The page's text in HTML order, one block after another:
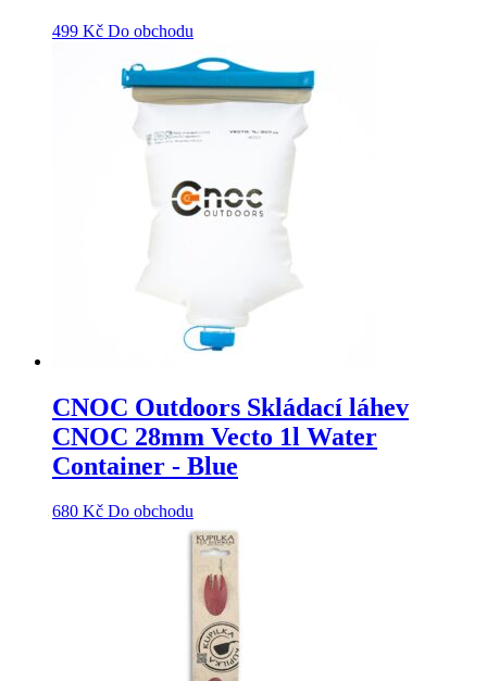
499 Kč Do obchodu
CNOC Outdoors Skládací láhev
CNOC 28mm Vecto 1l Water
Container - Blue
680 Kč Do obchodu